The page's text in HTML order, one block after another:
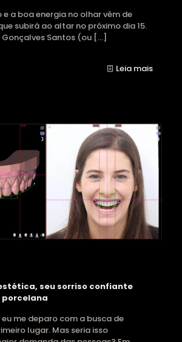
e a boa energia no olhar vêm de
subirá ao altar no próximo dia 15.
Gonçalves Santos (ou […]
Leia mais
seu sorriso confiante
porcelana
eu me deparo com a busca de
lugar. Mas seria isso